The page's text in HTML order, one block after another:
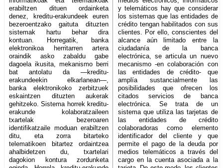
erabiltzen dituen ordainketa
denez, kreditu-erakundeek euren
bezeroentzako gaituta dituzten
sistemak hartu behar dira
kontuan. Horregatik, banka
elektronikoa herritarren artera
oraindik asko zabaldu gabe
dagoela ikusita, mekanismo berri
bat antolatu da —kreditu-
erakundeekin elkarlanean—,
banka elektronikoko zerbitzuek
eskaintzen dituzten aukerak
gehitzeko. Sistema horrek kreditu-
erakunde kolaboratzaileen
txartelak bezeroaren
identifikatzaile moduan erabiltzen
ditu, eta zorra bitarteko
telematikoen bitartez ordaintzea
ahalbidetzen du, txartelari
dagokion kontura zordunketa
y telemáticos hay que considerar
los sistemas que las entidades de
crédito tengan habilitados con sus
clientes. Por ello, conscientes del
alcance aún limitado entre la
ciudadanía de la banca
electrónica, se articula un nuevo
mecanismo -en colaboración con
las entidades de crédito- que
amplía sustancialmente las
posibilidades que ofrecen los
citados servicios de banca
electrónica. Se trata de un
sistema que utiliza las tarjetas de
las entidades de crédito
colaboradoras como elemento
identificador del cliente y que
permite el pago de la deuda por
medios telemáticos a través del
cargo en la cuenta asociada a la